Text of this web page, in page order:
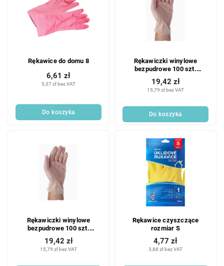
Rękawice do domu 8
5,37 zł bez VAT
6,61 zł
Do koszyka
Rękawiczki winylowe
bezpudrowe 100 szt.
rozmiar S
15,79 zł bez VAT
19,42 zł
Do koszyka
Rękawiczki winylowe
bezpudrowe 100 szt.
rozmiar M
15,79 zł bez VAT
19,42 zł
Rękawice czyszczące
rozmiar S
3,88 zł bez VAT
4,77 zł